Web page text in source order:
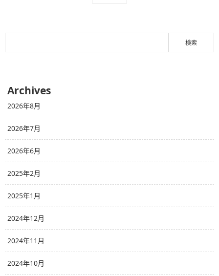
Archives
2026年8月
2026年7月
2026年6月
2025年2月
2025年1月
2024年12月
2024年11月
2024年10月